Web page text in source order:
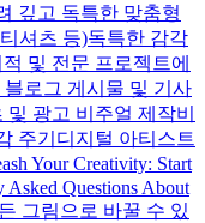
깊고 독특한 맞춤형
셔츠 등)독특한 감각
및 전문 프로젝트에
로그 게시물 및 기사
및 광고 비주얼 제작비
주기 디지털 아티스트
Your Creativity: Start
Asked Questions About
그림으로 바꿀 수 있